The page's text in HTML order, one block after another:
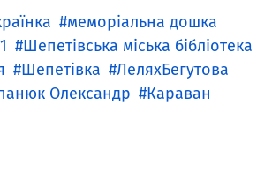
меморіальна дошка
Шепетівська міська бібліотека
Шепетівка
ЛеляхБегутова
Олександр
Караван